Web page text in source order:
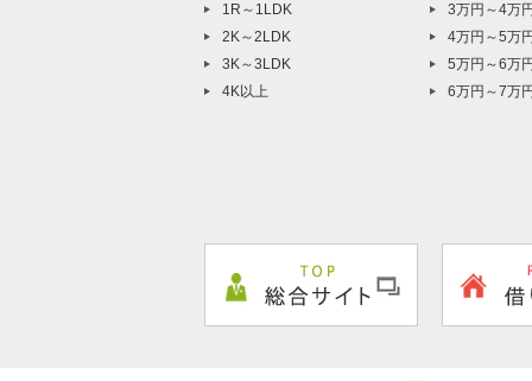
1R～1LDK
2K～2LDK
3K～3LDK
4K以上
3万円～4万
4万円～5万
5万円～6万
6万円～7万